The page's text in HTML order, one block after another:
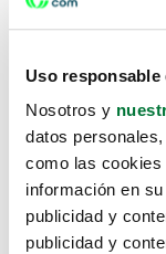
Uso responsable
Nosotros y
datos
como las
información en
publicidad y
publicidad y
Lo
te